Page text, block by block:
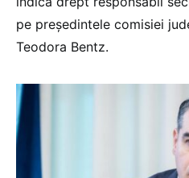
pe președintele comisiei
Teodora Bentz.